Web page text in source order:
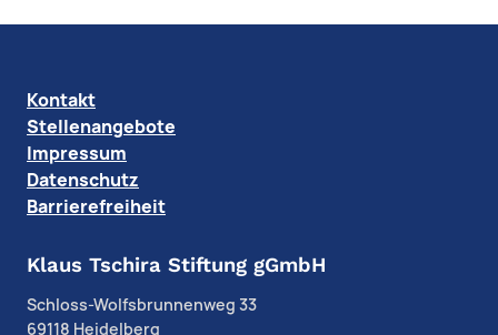
Klaus Tschira Stiftung gGmbH
Schloss-Wolfsbrunnenweg 33
69118 Heidelberg
Kontakt
Stellenangebote
Impressum
Datenschutz
Barrierefreiheit